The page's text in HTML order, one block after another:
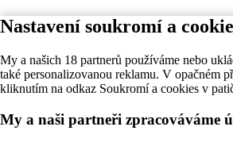
Nastavení soukromí a
My a našich 18 partnerů používáme nebo
také personalizovanou reklamu. V opačném
kliknutím na odkaz Soukromí a cookies v
My a naši partneři zpracováváme